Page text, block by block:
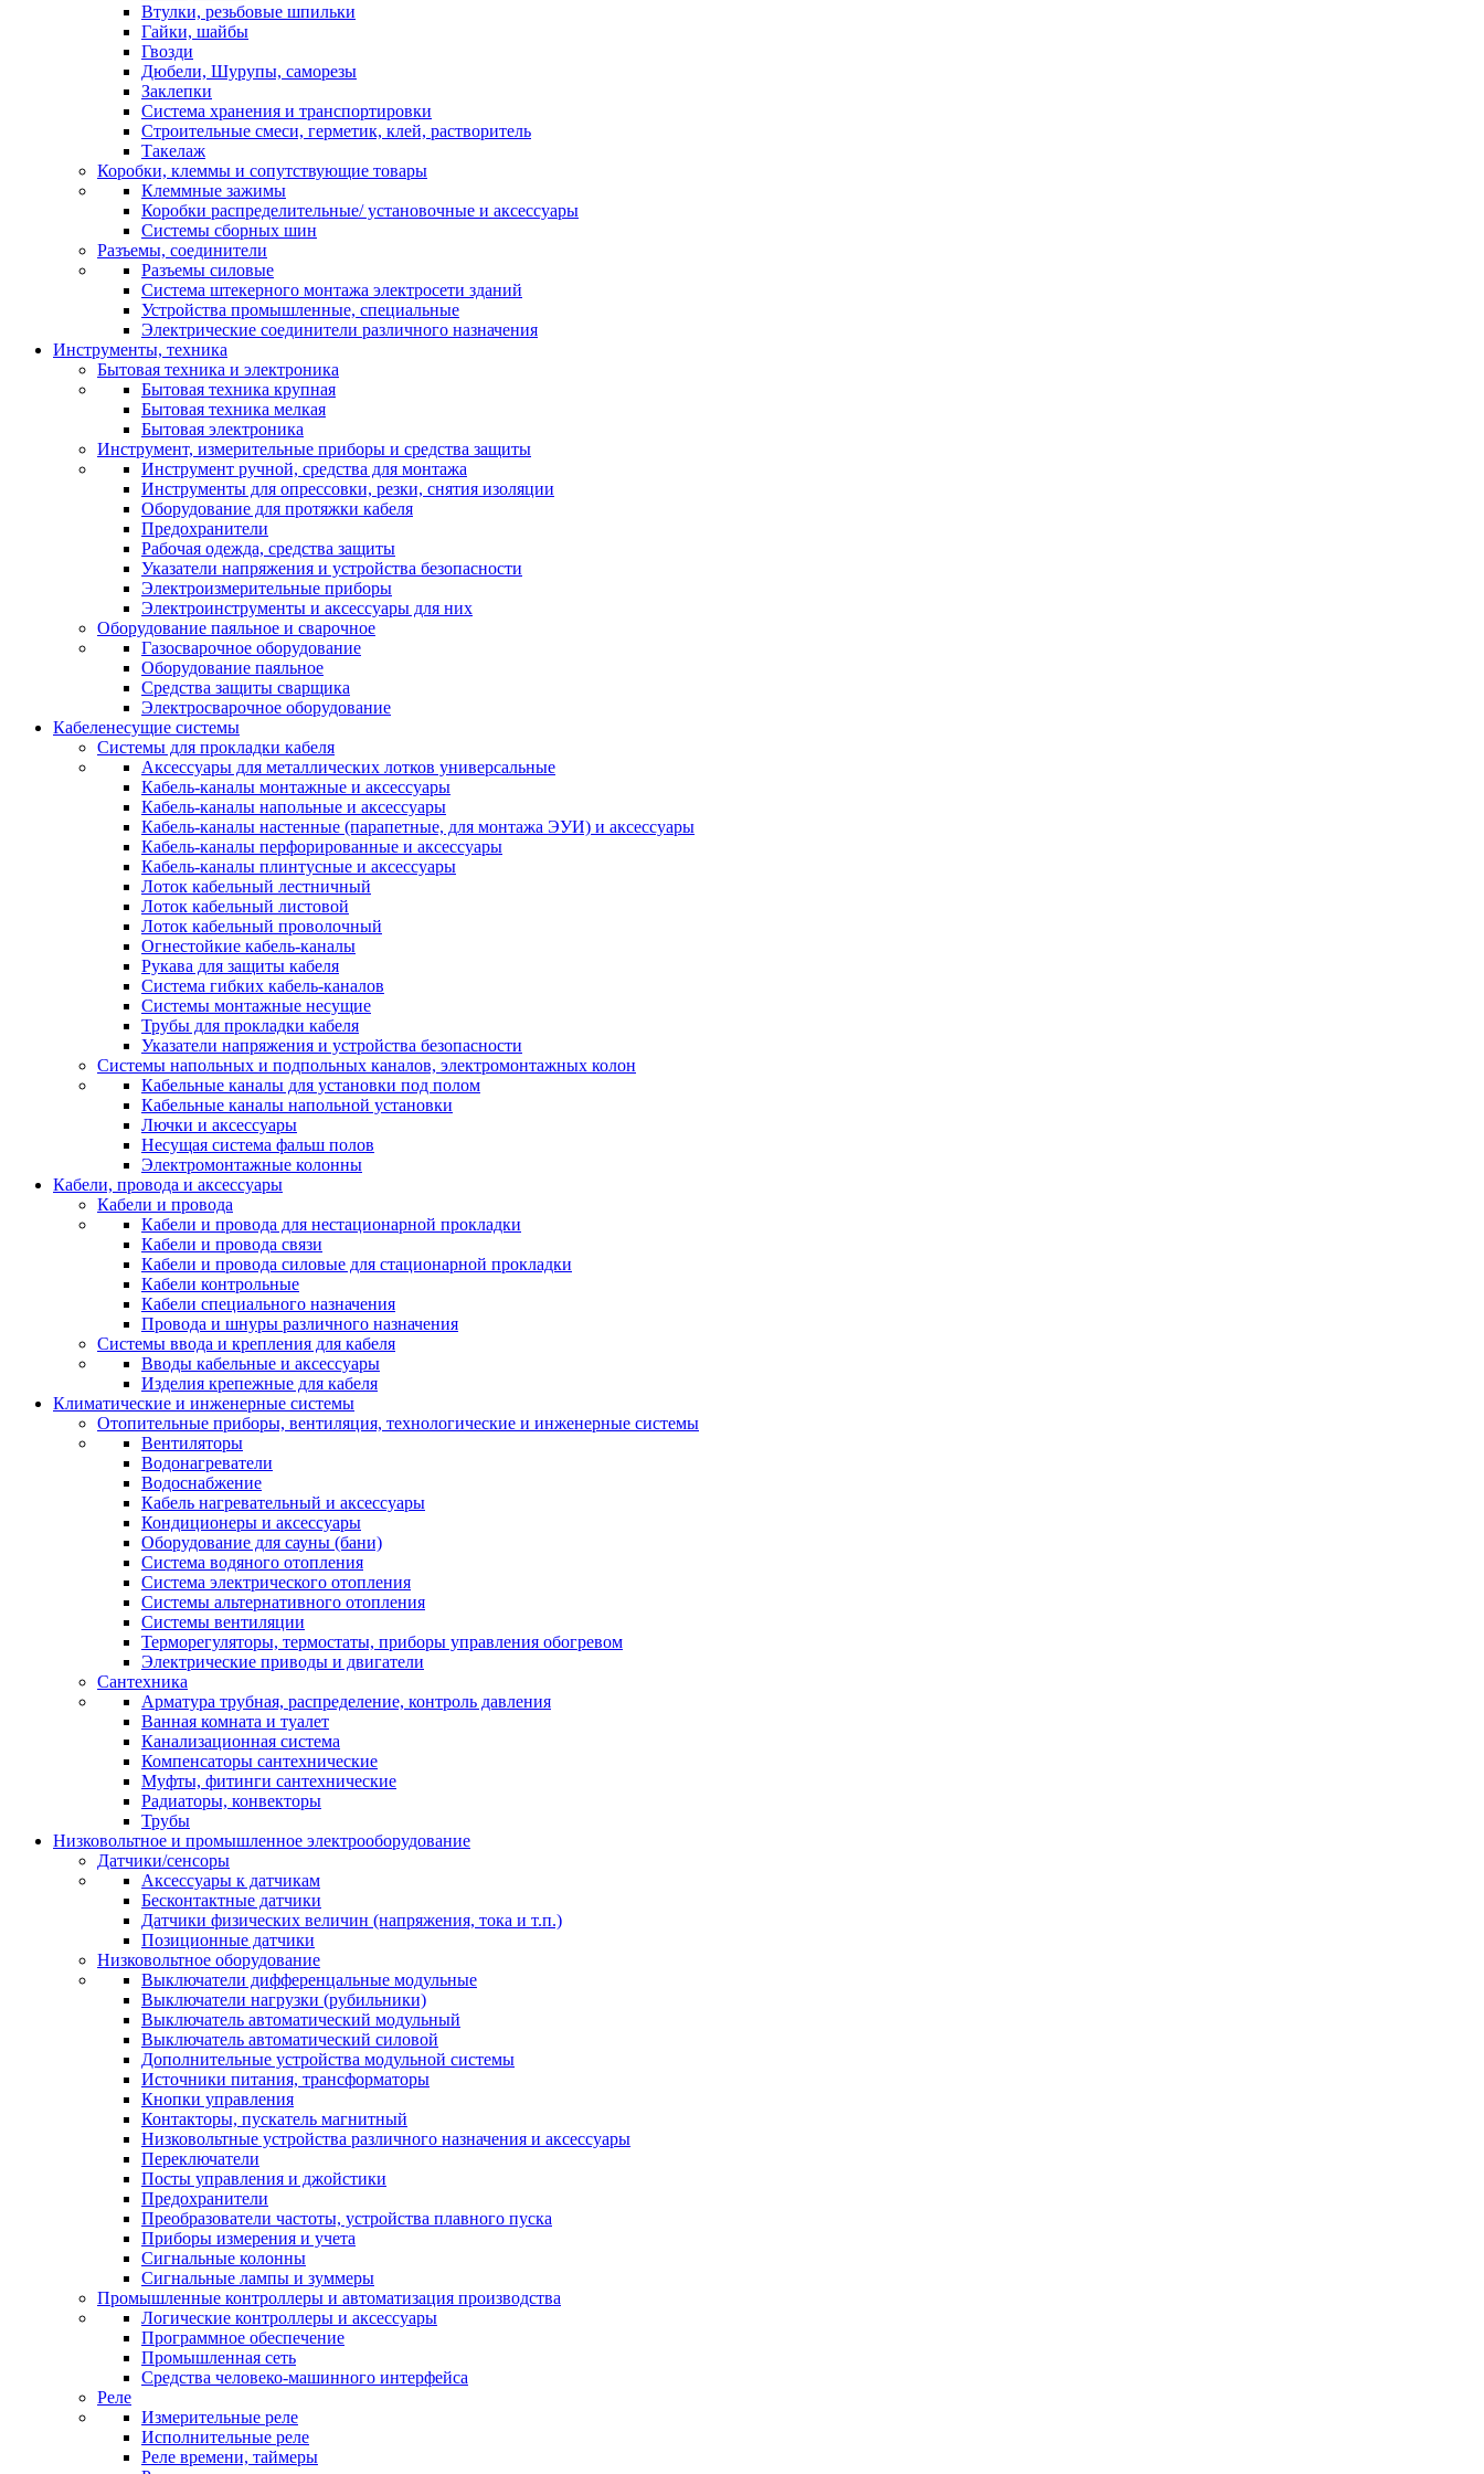
Втулки, резьбовые шпильки
Гайки, шайбы
Гвозди
Дюбели, Шурупы, саморезы
Заклепки
Система хранения и транспортировки
Строительные смеси, герметик, клей, растворитель
Такелаж
Коробки, клеммы и сопутствующие товары
Клеммные зажимы
Коробки распределительные/ установочные и аксессуары
Системы сборных шин
Разъемы, соединители
Разъемы силовые
Система штекерного монтажа электросети зданий
Устройства промышленные, специальные
Электрические соединители различного назначения
Инструменты, техника
Бытовая техника и электроника
Бытовая техника крупная
Бытовая техника мелкая
Бытовая электроника
Инструмент, измерительные приборы и средства защиты
Инструмент ручной, средства для монтажа
Инструменты для опрессовки, резки, снятия изоляции
Оборудование для протяжки кабеля
Предохранители
Рабочая одежда, средства защиты
Указатели напряжения и устройства безопасности
Электроизмерительные приборы
Электроинструменты и аксессуары для них
Оборудование паяльное и сварочное
Газосварочное оборудование
Оборудование паяльное
Средства защиты сварщика
Электросварочное оборудование
Кабеленесущие системы
Системы для прокладки кабеля
Аксессуары для металлических лотков универсальные
Кабель-каналы монтажные и аксессуары
Кабель-каналы напольные и аксессуары
Кабель-каналы настенные (парапетные, для монтажа ЭУИ) и аксессуары
Кабель-каналы перфорированные и аксессуары
Кабель-каналы плинтусные и аксессуары
Лоток кабельный лестничный
Лоток кабельный листовой
Лоток кабельный проволочный
Огнестойкие кабель-каналы
Рукава для защиты кабеля
Система гибких кабель-каналов
Системы монтажные несущие
Трубы для прокладки кабеля
Указатели напряжения и устройства безопасности
Системы напольных и подпольных каналов, электромонтажных колон
Кабельные каналы для установки под полом
Кабельные каналы напольной установки
Лючки и аксессуары
Несущая система фальш полов
Электромонтажные колонны
Кабели, провода и аксессуары
Кабели и провода
Кабели и провода для нестационарной прокладки
Кабели и провода связи
Кабели и провода силовые для стационарной прокладки
Кабели контрольные
Кабели специального назначения
Провода и шнуры различного назначения
Системы ввода и крепления для кабеля
Вводы кабельные и аксессуары
Изделия крепежные для кабеля
Климатические и инженерные системы
Отопительные приборы, вентиляция, технологические и инженерные системы
Вентиляторы
Водонагреватели
Водоснабжение
Кабель нагревательный и аксессуары
Кондиционеры и аксессуары
Оборудование для сауны (бани)
Система водяного отопления
Система электрического отопления
Системы альтернативного отопления
Системы вентиляции
Терморегуляторы, термостаты, приборы управления обогревом
Электрические приводы и двигатели
Сантехника
Арматура трубная, распределение, контроль давления
Ванная комната и туалет
Канализационная система
Компенсаторы сантехнические
Муфты, фитинги сантехнические
Радиаторы, конвекторы
Трубы
Низковольтное и промышленное электрооборудование
Датчики/сенсоры
Аксессуары к датчикам
Бесконтактные датчики
Датчики физических величин (напряжения, тока и т.п.)
Позиционные датчики
Низковольтное оборудование
Выключатели дифференцальные модульные
Выключатели нагрузки (рубильники)
Выключатель автоматический модульный
Выключатель автоматический силовой
Дополнительные устройства модульной системы
Источники питания, трансформаторы
Кнопки управления
Контакторы, пускатель магнитный
Низковольтные устройства различного назначения и аксессуары
Переключатели
Посты управления и джойстики
Предохранители
Преобразователи частоты, устройства плавного пуска
Приборы измерения и учета
Сигнальные колонны
Сигнальные лампы и зуммеры
Промышленные контроллеры и автоматизация производства
Логические контроллеры и аксессуары
Программное обеспечение
Промышленная сеть
Средства человеко-машинного интерфейса
Реле
Измерительные реле
Исполнительные реле
Реле времени, таймеры